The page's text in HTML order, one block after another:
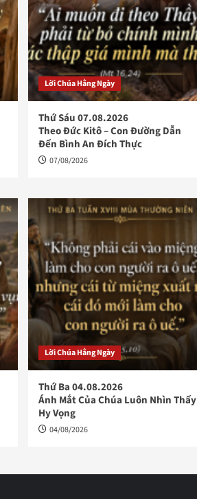
Lời Chúa Hằng Ngày
Thứ Sáu 07.08.2026
Theo Đức Kitô – Con Đường Dẫn
Đến Bình An Đích Thực
07/08/2026
Lời Chúa Hằng Ngày
Thứ Ba 04.08.2026
Ánh Mắt Của Chúa Luôn Nhìn Thấy
Hy Vọng
04/08/2026